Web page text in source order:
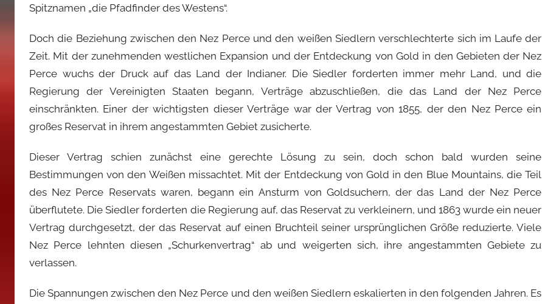
Spitznamen „die Pfadfinder des Westens“.
Doch die Beziehung zwischen den Nez Perce und den weißen Siedlern verschlechterte sich im Laufe der
Zeit. Mit der zunehmenden westlichen Expansion und der Entdeckung von Gold in den Gebieten der Nez
Perce wuchs der Druck auf das Land der Indianer. Die Siedler forderten immer mehr Land, und die
Regierung der Vereinigten Staaten begann, Verträge abzuschließen, die das Land der Nez Perce
einschränkten. Einer der wichtigsten dieser Verträge war der Vertrag von 1855, der den Nez Perce ein
großes Reservat in ihrem angestammten Gebiet zusicherte.
Dieser Vertrag schien zunächst eine gerechte Lösung zu sein, doch schon bald wurden seine
Bestimmungen von den Weißen missachtet. Mit der Entdeckung von Gold in den Blue Mountains, die Teil
des Nez Perce Reservats waren, begann ein Ansturm von Goldsuchern, der das Land der Nez Perce
überflutete. Die Siedler forderten die Regierung auf, das Reservat zu verkleinern, und 1863 wurde ein neuer
Vertrag durchgesetzt, der das Reservat auf einen Bruchteil seiner ursprünglichen Größe reduzierte. Viele
Nez Perce lehnten diesen „Schurkenvertrag“ ab und weigerten sich, ihre angestammten Gebiete zu
verlassen.
Die Spannungen zwischen den Nez Perce und den weißen Siedlern eskalierten in den folgenden Jahren. Es